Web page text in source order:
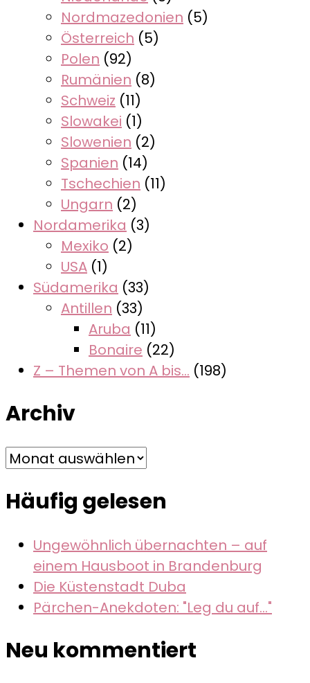
Nordmazedonien (5)
Österreich (5)
Polen (92)
Rumänien (8)
Schweiz (11)
Slowakei (1)
Slowenien (2)
Spanien (14)
Tschechien (11)
Ungarn (2)
Nordamerika (3)
Mexiko (2)
USA (1)
Südamerika (33)
Antillen (33)
Aruba (11)
Bonaire (22)
Z – Themen von A bis… (198)
Archiv
Archiv
Häufig gelesen
Ungewöhnlich übernachten – auf
einem Hausboot in Brandenburg
Die Küstenstadt Duba
Pärchen-Anekdoten: "Leg du auf..."
Neu kommentiert